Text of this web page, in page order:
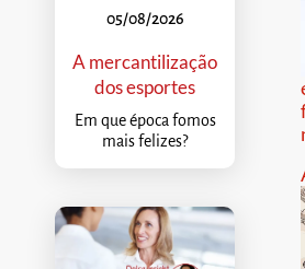
05/08/2026
A mercantilização
dos esportes
Em que época fomos
mais felizes?